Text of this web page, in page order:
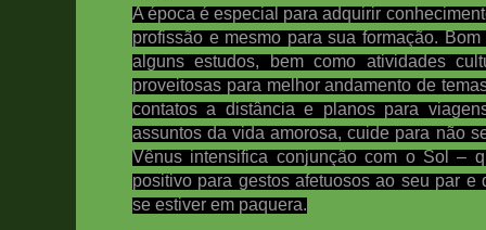
A época é especial para adquirir
profissão e mesmo para sua formação.
alguns estudos, bem como atividades
proveitosas para melhor andamento de
contatos a distância e planos para
assuntos da vida amorosa, cuide para não
Vênus intensifica conjunção com o Sol –
positivo para gestos afetuosos ao seu par e
se estiver em paquera.